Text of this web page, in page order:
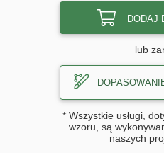
DODAJ
lub
* Wszystkie usługi,
wzoru, są
naszych